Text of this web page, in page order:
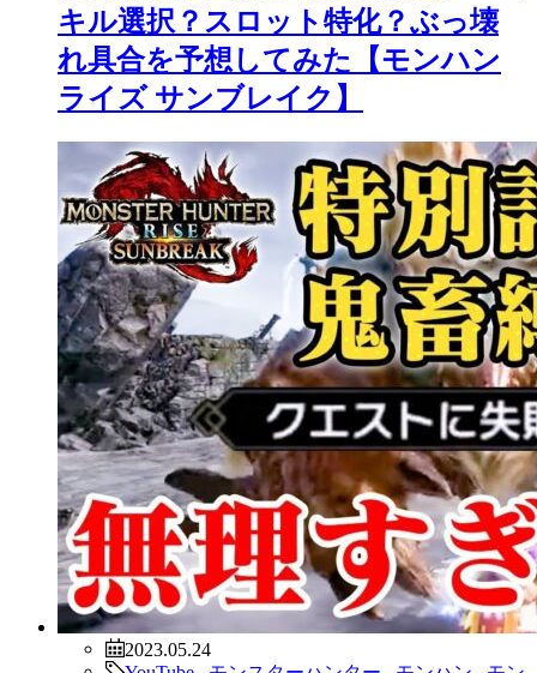
キル選択？スロット特化？ぶっ壊
れ具合を予想してみた【モンハン
ライズ サンブレイク】
2023.05.24